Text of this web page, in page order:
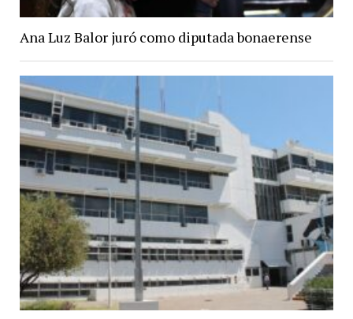
Ana Luz Balor juró como diputada bonaerense